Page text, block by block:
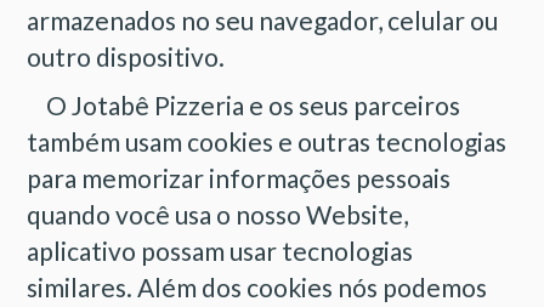
armazenados no seu navegador, celular ou
outro dispositivo.
O Jotabê Pizzeria e os seus parceiros
também usam cookies e outras tecnologias
para memorizar informações pessoais
quando você usa o nosso Website,
aplicativo possam usar tecnologias
similares. Além dos cookies nós podemos